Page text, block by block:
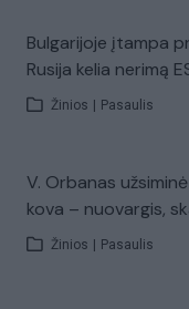
Bulgarijoje įtampa
Rusija kelia nerimą
Žinios Pasaulis
V. Orbanas
kova – nuovargis,
Žinios Pasaulis